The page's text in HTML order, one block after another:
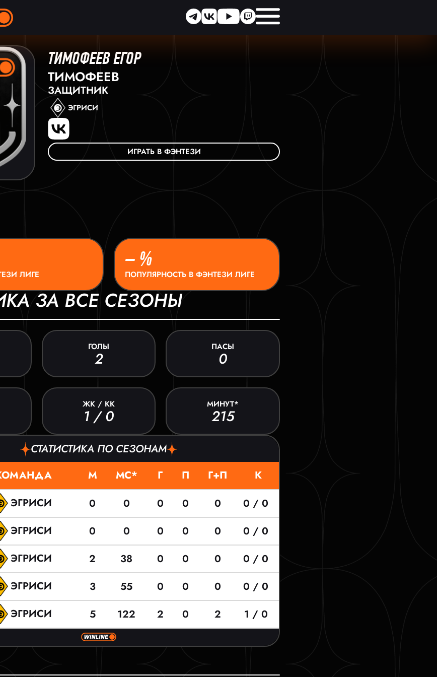
ТИМОФЕЕВ ЕГОР
ТИМОФЕЕВ
ЗАЩИТНИК
ЭГРИСИ
ИГРАТЬ В ФЭНТЕЗИ
ЛИГЕ
– %
ПОПУЛЯРНОСТЬ В ФЭНТЕЗИ ЛИГЕ
ЗА ВСЕ СЕЗОНЫ
ГОЛЫ
2
ПАСЫ
0
ЖК / КК
1 / 0
МИНУТ*
215
СТАТИСТИКА ПО СЕЗОНАМ
М МС* Г П Г+П
К
ЭГРИСИ 0 0 0 0 0
0 / 0
ЭГРИСИ 0 0 0 0 0
0 / 0
ЭГРИСИ 2 38 0 0 0
0 / 0
ЭГРИСИ 3 55 0 0 0
0 / 0
ЭГРИСИ 5 122 2 0 2 1 / 0